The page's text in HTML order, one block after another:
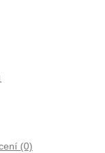
(0)